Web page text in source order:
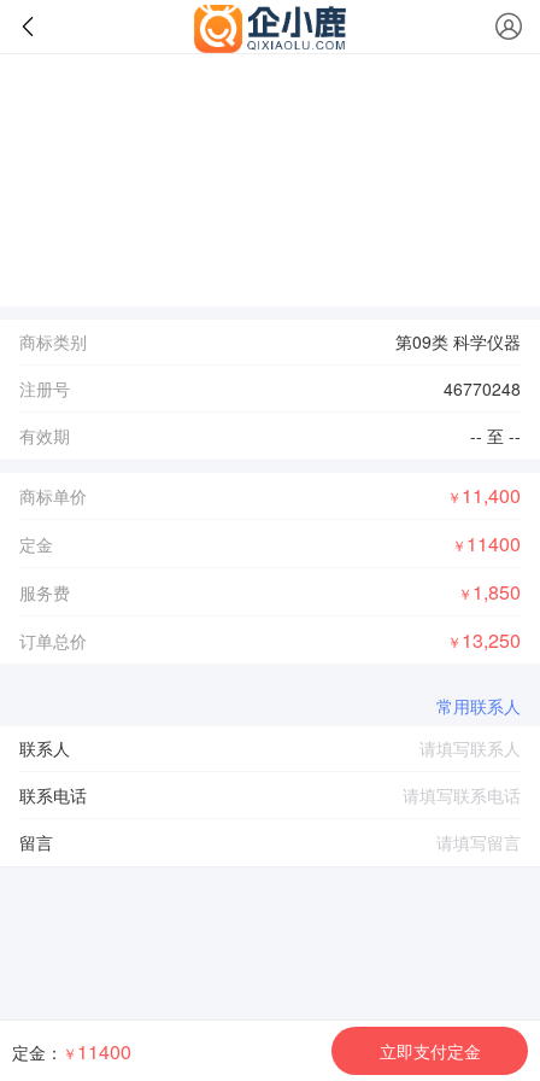
商标类别
第09类 科学仪器
注册号
46770248
有效期
-- 至 --
商标单价 ￥ 11,400
定金 ￥ 11400
服务费 ￥ 1,850
订单总价 ￥ 13,250
常用联系人
联系人
联系电话
留言
定金： ￥ 11400 立即支付定金